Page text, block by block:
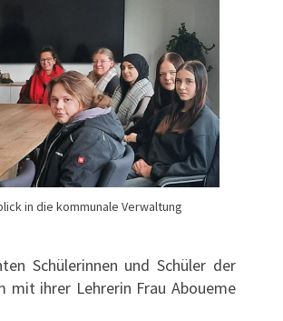
in die kommunale Verwaltung
Schülerinnen und Schüler der
mit ihrer Lehrerin Frau Aboueme